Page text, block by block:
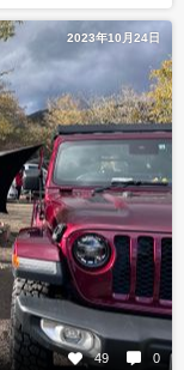
2023年10月24日
49 0